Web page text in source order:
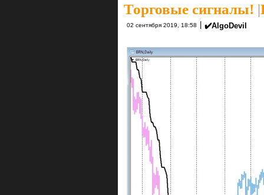
Торговые сигналы! |
02 сентября 2019, 18:58 ✔️AlgoDevil